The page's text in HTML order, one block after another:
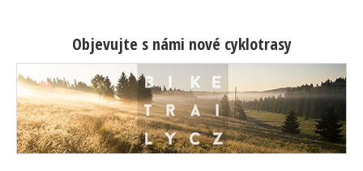
Objevujte s námi nové cyklotrasy